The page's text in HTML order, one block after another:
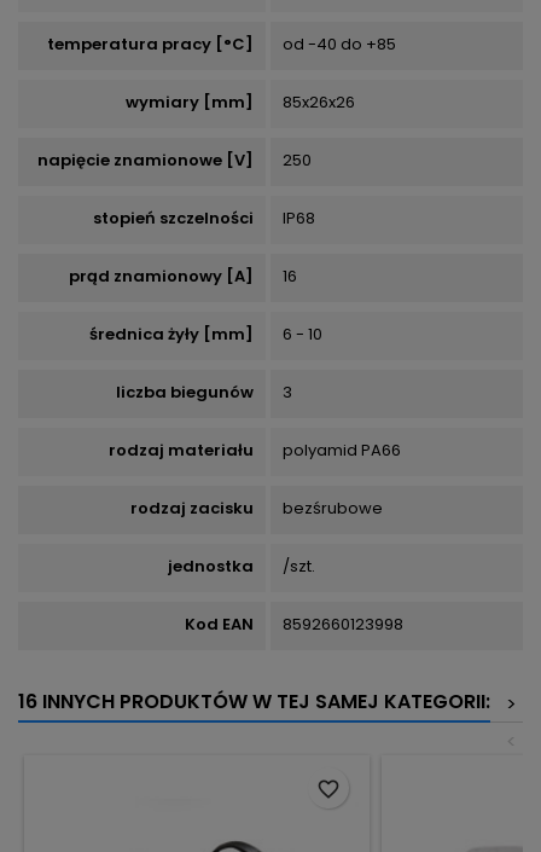
temperatura pracy [°C] od -40 do +85
wymiary [mm] 85x26x26
napięcie znamionowe [V] 250
stopień szczelności IP68
prąd znamionowy [A] 16
średnica żyły [mm] 6 - 10
liczba biegunów 3
rodzaj materiału polyamid PA66
rodzaj zacisku bezśrubowe
jednostka /szt.
Kod EAN 8592660123998
16 INNYCH PRODUKTÓW W TEJ SAMEJ KATEGORII:
>
<
favorite_border